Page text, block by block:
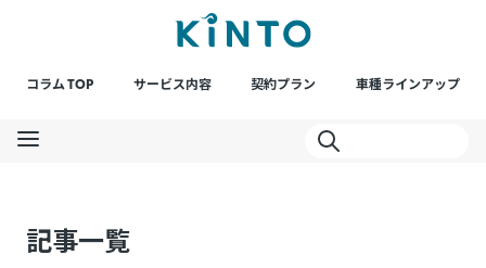
コラム TOP サービス内容 契約プラン 車種ラインアップ
記事一覧